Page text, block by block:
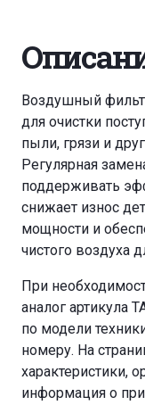
Воздушный
для очистки
пыли, грязи и
Регулярная
поддерживать
снижает износ
мощности и
чистого воздуха
При
аналог артикула
по модели
номеру. На
характеристики,
информация о